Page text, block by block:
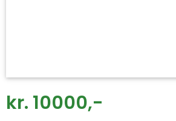
kr. 10000,-